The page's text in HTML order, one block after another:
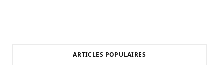
ARTICLES POPULAIRES